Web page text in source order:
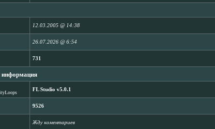
12.03.2005 @ 14:38
26.07.2026 @ 6:54
731
информация
FL Studio v5.0.1
9526
Жду коментариев